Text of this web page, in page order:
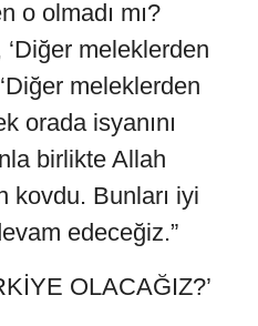
o olmadı mı?
‘Diğer meleklerden
meleklerden
orada isyanını
birlikte Allah
kovdu. Bunları iyi
edeceğiz.”
OLACAĞIZ?’